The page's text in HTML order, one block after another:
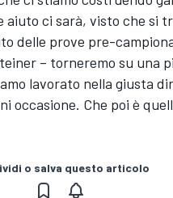
aiuto ci sarà, visto che si
delle prove pre-
– torneremo su una
lavorato nella giusta
occasione. Che poi è
o salva questo articolo